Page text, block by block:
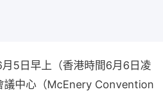
5日早上（香港時間6月6日凌
議中心（McEnery Convention